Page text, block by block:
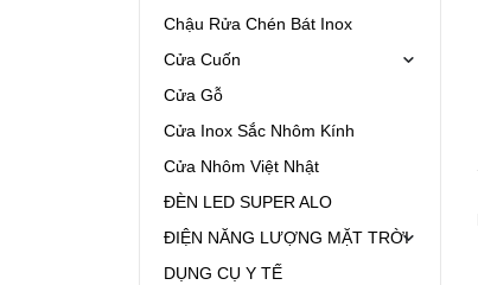
Chậu Rửa Chén Bát Inox
Cửa Cuốn
Cửa Gỗ
Cửa Inox Sắc Nhôm Kính
Cửa Nhôm Việt Nhật
ĐÈN LED SUPER ALO
ĐIỆN NĂNG LƯỢNG MẶT TRỜI
DỤNG CỤ Y TẾ